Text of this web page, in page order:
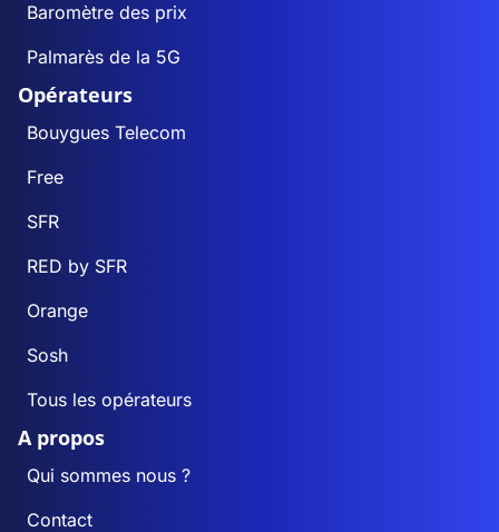
Baromètre des prix
Palmarès de la 5G
Opérateurs
Bouygues Telecom
Free
SFR
RED by SFR
Orange
Sosh
Tous les opérateurs
A propos
Qui sommes nous ?
Contact